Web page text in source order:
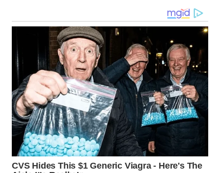
MALUT
DAIRI
WN
DANAU
TOBA
WN
NIAS
WN